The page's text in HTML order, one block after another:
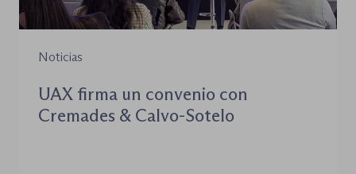
Noticias
UAX firma un convenio con
Cremades & Calvo-Sotelo